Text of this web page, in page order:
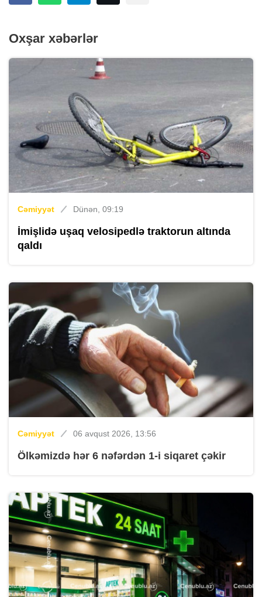
Oxşar xəbərlər
Cəmiyyət Dünən, 09:19
İmişlidə uşaq velosipedlə traktorun altında
qaldı
Cəmiyyət 06 avqust 2026, 13:56
Ölkəmizdə hər 6 nəfərdən 1-i siqaret çəkir